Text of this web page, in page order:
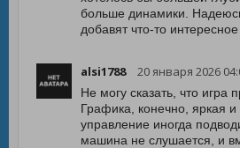
больше динамики.
добавят что-то
alsi1788 20 января 2026
Не могу сказать, что игра
Графика, конечно, яркая
управление иногда
машина не слушается, и